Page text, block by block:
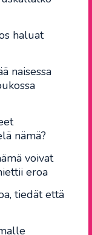
haluat
naisessa
nämä?
voivat
eroa
tiedät että